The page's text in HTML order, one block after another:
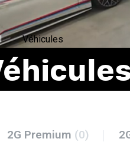
Véhicules
2G Premium (0)